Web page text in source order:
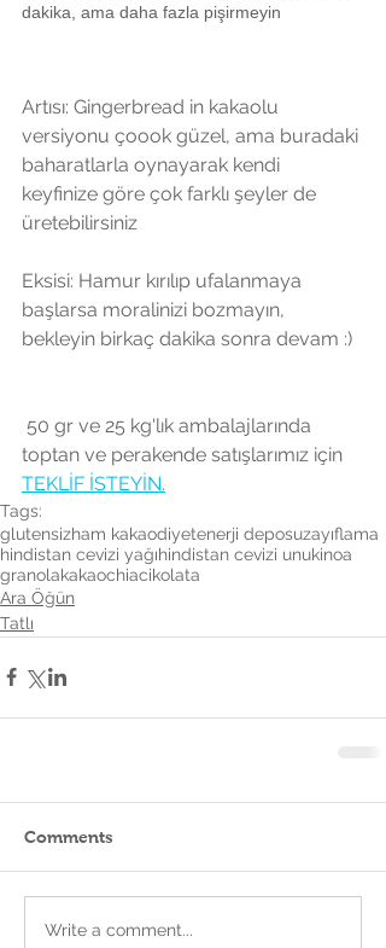
dakika, ama daha fazla pişirmeyin
Artısı: Gingerbread in kakaolu
versiyonu çoook güzel, ama buradaki
baharatlarla oynayarak kendi
keyfinize göre çok farklı şeyler de
üretebilirsiniz
Eksisi: Hamur kırılıp ufalanmaya
başlarsa moralinizi bozmayın,
bekleyin birkaç dakika sonra devam :)
toptan ve perakende satışlarımız için
TEKLİF İSTEYİN.
Tags:
glutensizham kakaodiyetenerji deposuzayıflama
hindistan cevizi yağıhindistan cevizi unukinoa
granolakakaochiacikolata
Ara Öğün
Tatlı
Comments
Write a comment...